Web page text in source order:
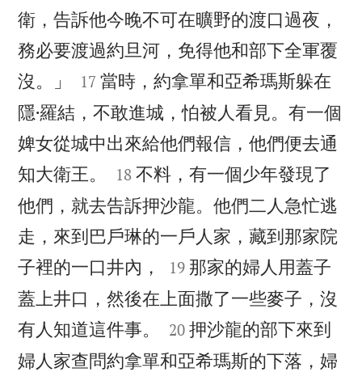
衛，告訴他今晚不可在曠野的渡口過夜，
務必要渡過約旦河，免得他和部下全軍覆
沒。」


17 當時，約拿單和亞希瑪斯躲在
隱·羅結，不敢進城，怕被人看見。有一個
婢女從城中出來給他們報信，他們便去通
知大衛王。


18 不料，有一個少年發現了
他們，就去告訴押沙龍。他們二人急忙逃
走，來到巴戶琳的一戶人家，藏到那家院
子裡的一口井內，


19 那家的婦人用蓋子
蓋上井口，然後在上面撒了一些麥子，沒
有人知道這件事。


20 押沙龍的部下來到
婦人家查問約拿單和亞希瑪斯的下落，婦